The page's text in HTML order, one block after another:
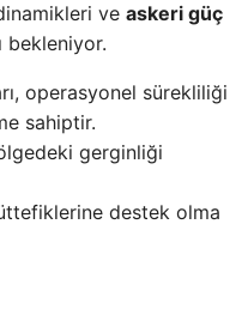
ve askeri güç
bekleniyor.
operasyonel sürekliliği
sahiptir.
gerginliği
destek olma